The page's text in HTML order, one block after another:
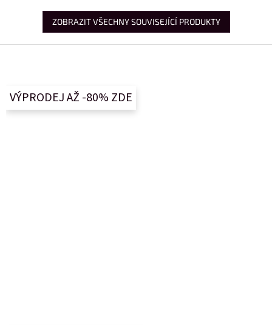
ZOBRAZIT VŠECHNY SOUVISEJÍCÍ PRODUKTY
VÝPRODEJ AŽ -80% ZDE